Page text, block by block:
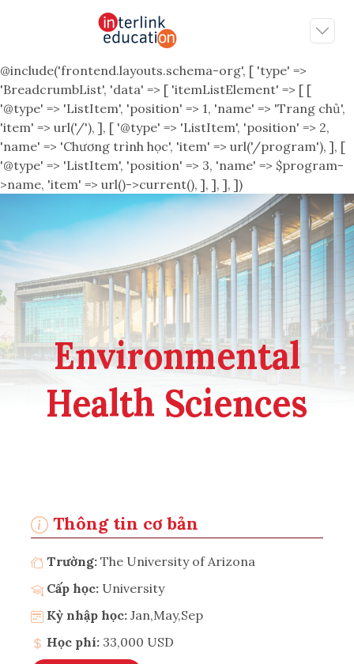
@include('frontend.layouts.schema-org', [ 'type' =>
'BreadcrumbList', 'data' => [ 'itemListElement' => [ [
'@type' => 'ListItem', 'position' => 1, 'name' => 'Trang chủ',
'item' => url('/'), ], [ '@type' => 'ListItem', 'position' => 2,
'name' => 'Chương trình học', 'item' => url('/program'), ], [
'@type' => 'ListItem', 'position' => 3, 'name' => $program-
>name, 'item' => url()->current(), ], ], ], ])
Environmental
Health Sciences
Thông tin cơ bản
Trường: The University of Arizona
Cấp học: University
Kỳ nhập học: Jan,May,Sep
Học phí: 33,000 USD